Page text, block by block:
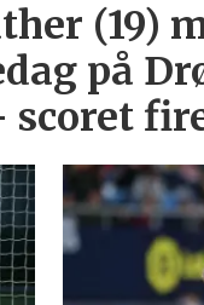
(19)
på
scoret